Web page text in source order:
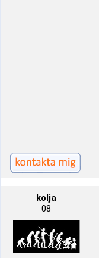
kolja
08